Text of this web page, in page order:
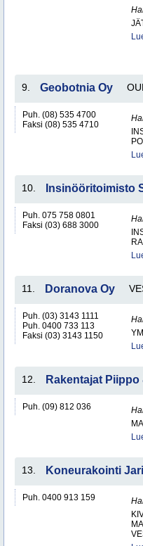
9. Geobotnia Oy
Puh. (08) 535 4700
Faksi (08) 535 4710
10. Insinööritoimisto
Puh. 075 758 0801
Faksi (03) 688 3000
11. Doranova Oy
Puh. (03) 3143 1111
Puh. 0400 733 113
Faksi (03) 3143 1150
12. Rakentajat
Puh. (09) 812 036
13. Koneurakointi
Puh. 0400 913 159